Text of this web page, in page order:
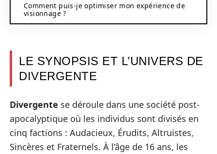
Comment puis-je optimiser mon expérience de
visionnage ?
LE SYNOPSIS ET L’UNIVERS DE
DIVERGENTE
Divergente se déroule dans une société post-
apocalyptique où les individus sont divisés en
cinq factions : Audacieux, Érudits, Altruistes,
Sincères et Fraternels. À l’âge de 16 ans, les